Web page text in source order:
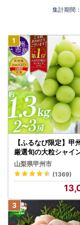
集計期間
【ふるなび限定】甲
厳選旬の大粒シャイ
カット 約1.3kg 2～3
026年発送】（MG）
472 FN-Limited-VO
インマスカット フル
山梨県甲州市
(1369)